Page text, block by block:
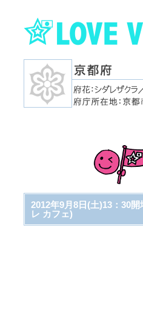
2012年9月8日(土)13：30
レ カフェ)